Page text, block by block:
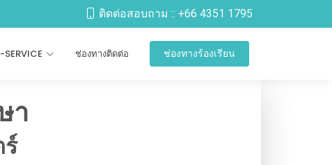
ติดต่อสอบถาม :: +66 4351 1795
SERVICE ช่องทางติดต่อ ช่องทางร้องเรียน
า